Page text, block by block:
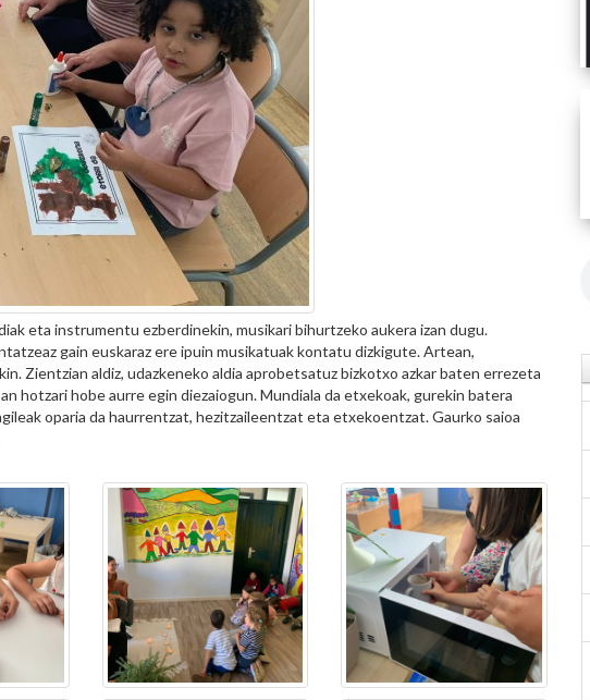
eta instrumentu ezberdinekin, musikari bihurtzeko aukera izan dugu.
gain euskaraz ere ipuin musikatuak kontatu dizkigute. Artean,
Zientzian aldiz, udazkeneko aldia aprobetsatuz bizkotxo azkar baten errezeta
hotzari hobe aurre egin diezaiogun. Mundiala da etxekoak, gurekin batera
oparia da haurrentzat, hezitzaileentzat eta etxekoentzat. Gaurko saioa